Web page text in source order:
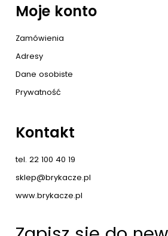
Moje konto
Zamówienia
Adresy
Dane osobiste
Prywatność
Kontakt
tel. 22 100 40 19
sklep@brykacze.pl
www.brykacze.pl